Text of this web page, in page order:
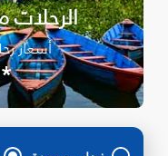
الرحلات
أسعار
*AED 953